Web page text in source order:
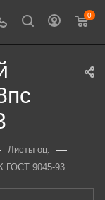
0
Листы оц. —
ГОСТ 9045-93